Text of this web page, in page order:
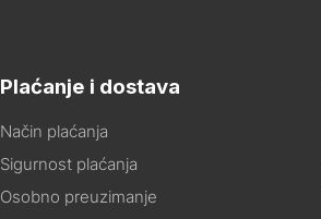
Plaćanje i dostava
Način plaćanja
Sigurnost plaćanja
Osobno preuzimanje